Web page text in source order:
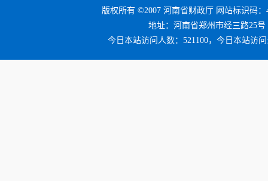
版权所有 ©2007 河南省财政厅 网站标识码：
地址：河南省郑州市经三路25号
今日本站访问人数：521100，今日本站访